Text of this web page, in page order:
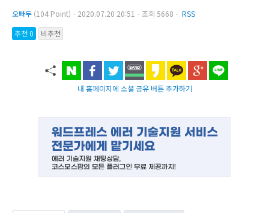
오빠두 (104 Point)ㆍ2020.07.20 20:51ㆍ조회 5668ㆍ RSS
추천 0
비추천
내 홈페이지에 소셜 공유 버튼 추가하기